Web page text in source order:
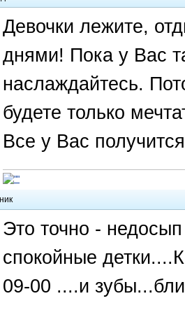
Девочки лежите,
днями! Пока у Вас
наслаждайтесь.
будете только
Все у Вас
Это точно -
спокойные
09-00 ....и